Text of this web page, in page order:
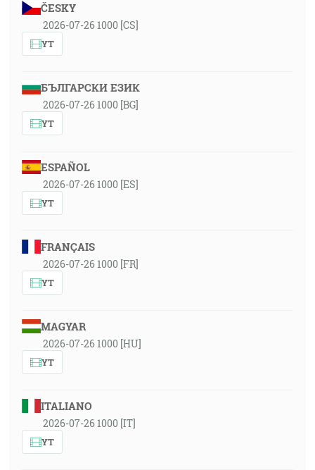
ČESKY
2026-07-26 1000 [CS]
YT
БЪЛГАРСКИ ЕЗИК
2026-07-26 1000 [BG]
YT
ESPAÑOL
2026-07-26 1000 [ES]
YT
FRANÇAIS
2026-07-26 1000 [FR]
YT
MAGYAR
2026-07-26 1000 [HU]
YT
ITALIANO
2026-07-26 1000 [IT]
YT